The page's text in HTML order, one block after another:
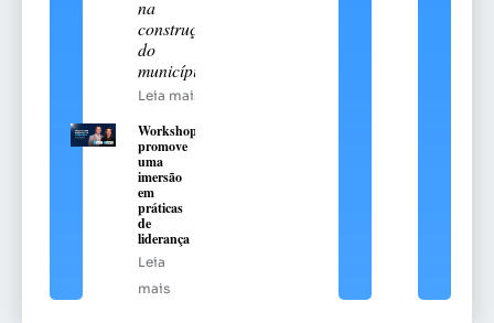
na
construção
do
município
Leia mais
Workshop
promove
uma
imersão
em
práticas
de
liderança
Leia
mais